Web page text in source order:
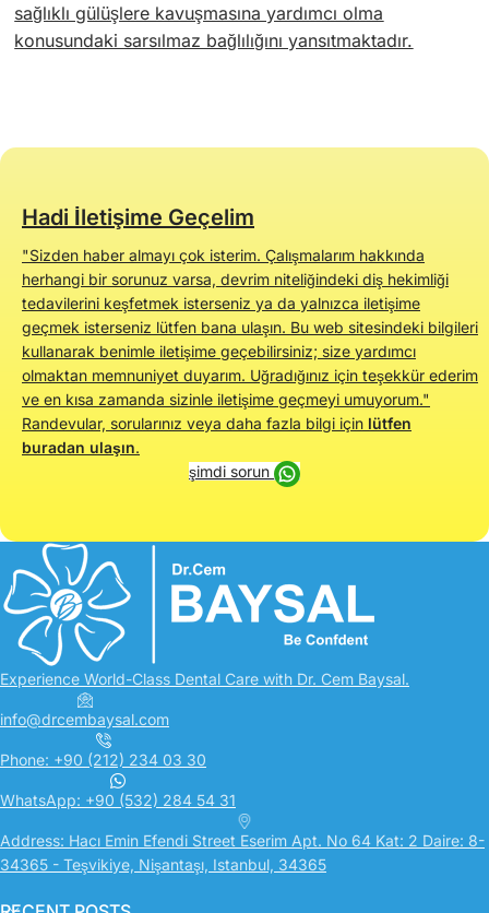
sağlıklı gülüşlere kavuşmasına yardımcı olma
konusundaki sarsılmaz bağlılığını yansıtmaktadır.
Hadi İletişime Geçelim
"Sizden haber almayı çok isterim. Çalışmalarım hakkında
herhangi bir sorunuz varsa, devrim niteliğindeki diş hekimliği
tedavilerini keşfetmek isterseniz ya da yalnızca iletişime
geçmek isterseniz lütfen bana ulaşın. Bu web sitesindeki bilgileri
kullanarak benimle iletişime geçebilirsiniz; size yardımcı
olmaktan memnuniyet duyarım. Uğradığınız için teşekkür ederim
ve en kısa zamanda sizinle iletişime geçmeyi umuyorum."
Randevular, sorularınız veya daha fazla bilgi için lütfen
buradan ulaşın.
şimdi sorun
Experience World-Class Dental Care with Dr. Cem Baysal.
info@drcembaysal.com
Phone: +90 (212) 234 03 30
WhatsApp: +90 (532) 284 54 31
Address: Hacı Emin Efendi Street Eserim Apt. No 64 Kat: 2 Daire: 8-
34365 - Teşvikiye, Nişantaşı, Istanbul, 34365